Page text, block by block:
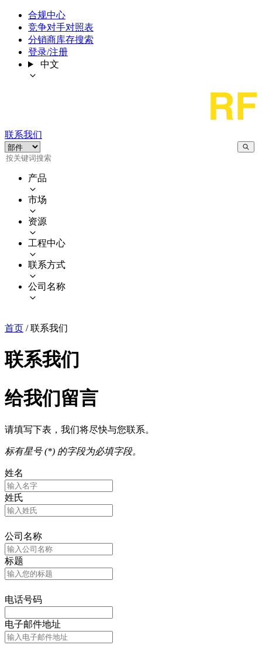
合规中心
竞争对手对照表
分销商库存搜索
登录/注册
中文
联系我们
产品
市场
资源
工程中心
联系方式
公司名称
首页 / 联系我们
联系我们
给我们留言
请填写下表，我们将尽快与您联系。
标有星号 (*) 的字段为必填字段。
姓名
姓氏
公司名称
标题
电话号码
电子邮件地址